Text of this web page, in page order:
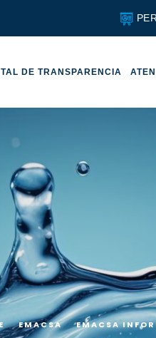
DE TRANSPARENCIA
EMACSA EMACSA